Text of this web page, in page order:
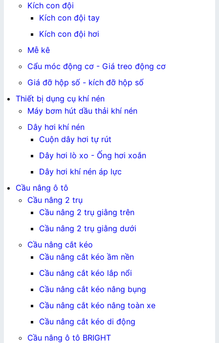
Kích con đội
Kích con đội tay
Kích con đội hơi
Mễ kê
Cẩu móc động cơ - Giá treo động cơ
Giá đỡ hộp số - kích đỡ hộp số
Thiết bị dụng cụ khí nén
Máy bơm hút dầu thải khí nén
Dây hơi khí nén
Cuộn dây hơi tự rút
Dây hơi lò xo - Ống hơi xoắn
Dây hơi khí nén áp lực
Cầu nâng ô tô
Cầu nâng 2 trụ
Cầu nâng 2 trụ giằng trên
Cầu nâng 2 trụ giằng dưới
Cầu nâng cắt kéo
Cầu nâng cắt kéo ầm nền
Cầu nâng cắt kéo lắp nổi
Cầu nâng cắt kéo nâng bụng
Cầu nâng cắt kéo nâng toàn xe
Cầu nâng cắt kéo di động
Cầu nâng ô tô BRIGHT